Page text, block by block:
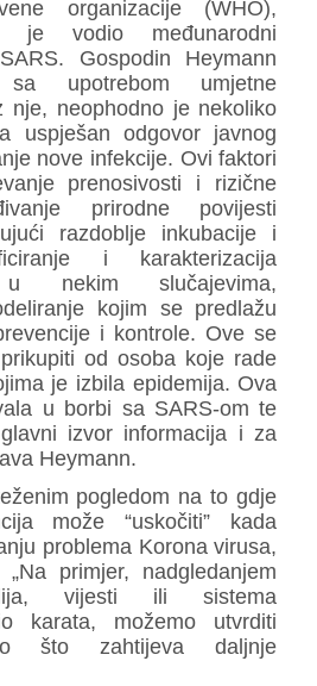
organizacije (WHO),
je vodio međunarodni
Gospodin Heymann
upotrebom umjetne
nje, neophodno je nekoliko
uspješan odgovor javnog
nove infekcije. Ovi faktori
prenosivosti i rizične
prirodne povijesti
razdoblje inkubacije i
i karakterizacija
nekim slučajevima,
kojim se predlažu
i kontrole. Ove se
od osoba koje rade
je izbila epidemija. Ova
u borbi sa SARS-om te
izvor informacija i za
Heymann.
pogledom na to gdje
može “uskočiti” kada
problema Korona virusa,
primjer, nadgledanjem
vijesti ili sistema
karata, možemo utvrditi
što zahtijeva daljnje